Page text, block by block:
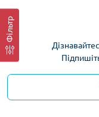
Фільтр
гіалуронову,
матеріал для
гіалуронової та
компонентами